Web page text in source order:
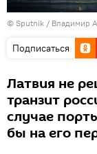
© Sputnik / Владимир
Подписаться
Латвия не
транзит
случае
бы на его